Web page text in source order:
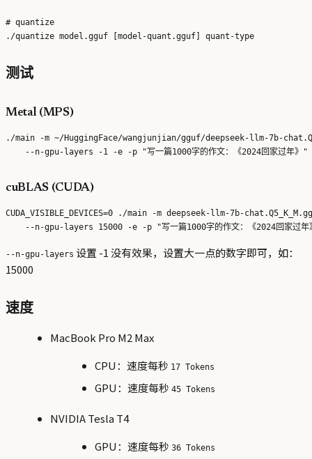
# quantize
测试
Metal (MPS)
./main -m ~/HuggingFace/wangjunjian/gguf/deepseek-llm-7b-
cuBLAS (CUDA)
CUDA_VISIBLE_DEVICES=0 ./main -m deepseek-llm-7b-
--n-gpu-layers 设置 -1 没有效果，设置大一点的数字即可，如：
15000
速度
MacBook Pro M2 Max
CPU：速度每秒 17 Tokens
GPU：速度每秒 45 Tokens
NVIDIA Tesla T4
GPU：速度每秒 36 Tokens